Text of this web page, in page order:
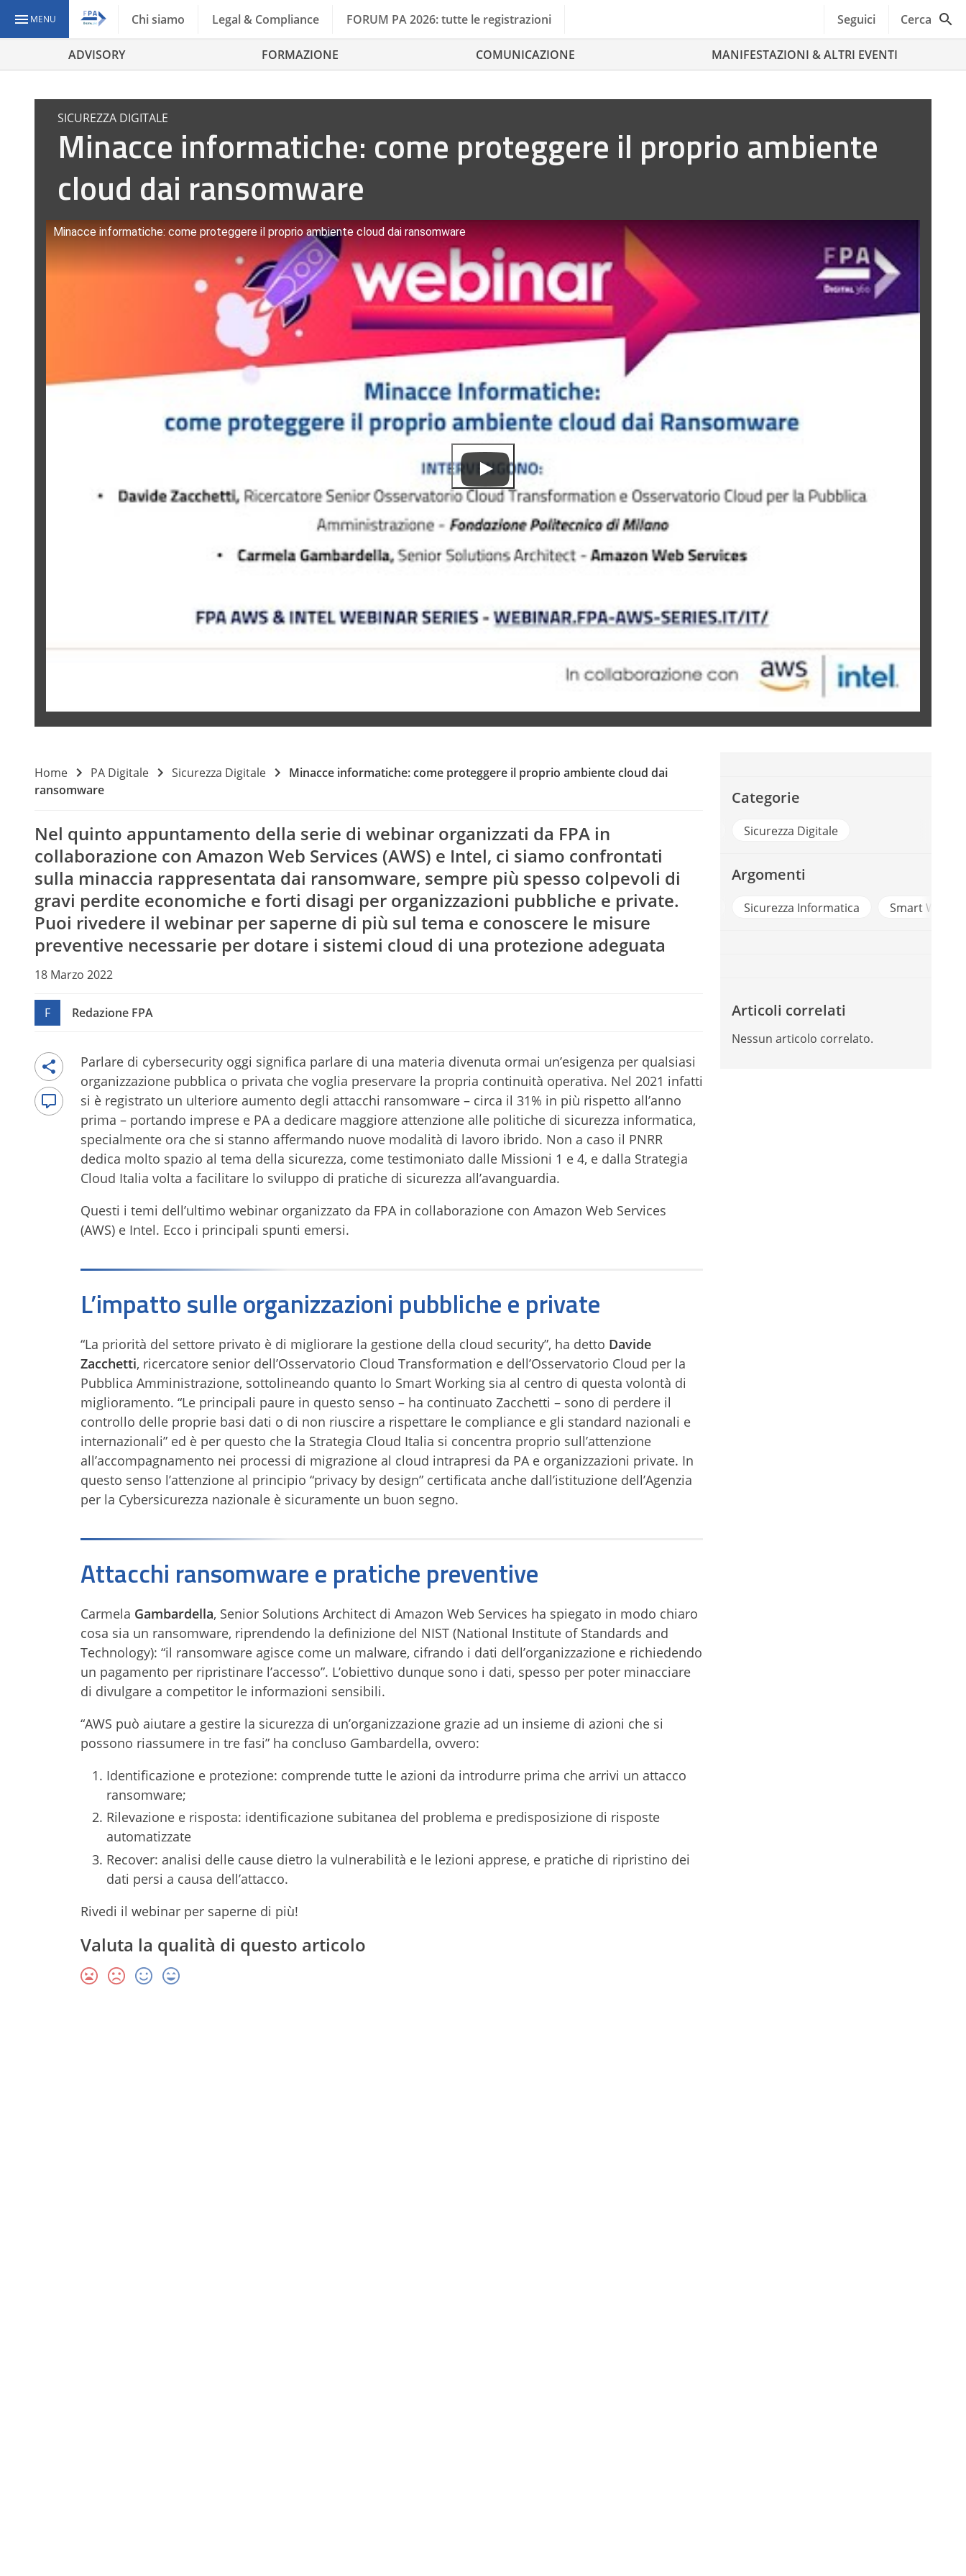
MENU Chi siamo Legal & Compliance FORUM PA 2026: tutte le registrazioni Seguici Cerca
ADVISORY FORMAZIONE COMUNICAZIONE MANIFESTAZIONI & ALTRI EVENTI
SICUREZZA DIGITALE
Minacce informatiche: come proteggere il proprio ambiente
cloud dai ransomware
Minacce informatiche: come proteggere il proprio ambiente cloud dai ransomware
Home PA Digitale Sicurezza Digitale
Minacce informatiche: come proteggere il proprio ambiente cloud dai
ransomware
Nel quinto appuntamento della serie di webinar organizzati da FPA in
collaborazione con Amazon Web Services (AWS) e Intel, ci siamo confrontati
sulla minaccia rappresentata dai ransomware, sempre più spesso colpevoli di
gravi perdite economiche e forti disagi per organizzazioni pubbliche e private.
Puoi rivedere il webinar per saperne di più sul tema e conoscere le misure
preventive necessarie per dotare i sistemi cloud di una protezione adeguata
18 Marzo 2022
F Redazione FPA
Parlare di cybersecurity oggi significa parlare di una materia divenuta ormai un’esigenza per qualsiasi
organizzazione pubblica o privata che voglia preservare la propria continuità operativa. Nel 2021 infatti
si è registrato un ulteriore aumento degli attacchi ransomware – circa il 31% in più rispetto all’anno
prima – portando imprese e PA a dedicare maggiore attenzione alle politiche di sicurezza informatica,
specialmente ora che si stanno affermando nuove modalità di lavoro ibrido. Non a caso il PNRR
dedica molto spazio al tema della sicurezza, come testimoniato dalle Missioni 1 e 4, e dalla Strategia
Cloud Italia volta a facilitare lo sviluppo di pratiche di sicurezza all’avanguardia.
Questi i temi dell’ultimo webinar organizzato da FPA in collaborazione con Amazon Web Services
(AWS) e Intel. Ecco i principali spunti emersi.
L’impatto sulle organizzazioni pubbliche e private
“La priorità del settore privato è di migliorare la gestione della cloud security”, ha detto Davide
Zacchetti, ricercatore senior dell’Osservatorio Cloud Transformation e dell’Osservatorio Cloud per la
Pubblica Amministrazione, sottolineando quanto lo Smart Working sia al centro di questa volontà di
miglioramento. “Le principali paure in questo senso – ha continuato Zacchetti – sono di perdere il
controllo delle proprie basi dati o di non riuscire a rispettare le compliance e gli standard nazionali e
internazionali” ed è per questo che la Strategia Cloud Italia si concentra proprio sull’attenzione
all’accompagnamento nei processi di migrazione al cloud intrapresi da PA e organizzazioni private. In
questo senso l’attenzione al principio “privacy by design” certificata anche dall’istituzione dell’Agenzia
per la Cybersicurezza nazionale è sicuramente un buon segno.
Attacchi ransomware e pratiche preventive
Carmela Gambardella, Senior Solutions Architect di Amazon Web Services ha spiegato in modo chiaro
cosa sia un ransomware, riprendendo la definizione del NIST (National Institute of Standards and
Technology): “il ransomware agisce come un malware, cifrando i dati dell’organizzazione e richiedendo
un pagamento per ripristinare l’accesso”. L’obiettivo dunque sono i dati, spesso per poter minacciare
di divulgare a competitor le informazioni sensibili.
“AWS può aiutare a gestire la sicurezza di un’organizzazione grazie ad un insieme di azioni che si
possono riassumere in tre fasi” ha concluso Gambardella, ovvero:
Identificazione e protezione: comprende tutte le azioni da introdurre prima che arrivi un attacco
ransomware;
Rilevazione e risposta: identificazione subitanea del problema e predisposizione di risposte
automatizzate
Recover: analisi delle cause dietro la vulnerabilità e le lezioni apprese, e pratiche di ripristino dei
dati persi a causa dell’attacco.
Rivedi il webinar per saperne di più!
Valuta la qualità di questo articolo
Categorie
Sicurezza Digitale
Argomenti
Cloud Computing Sicurezza Informatica Smart
Articoli correlati
Nessun articolo correlato.